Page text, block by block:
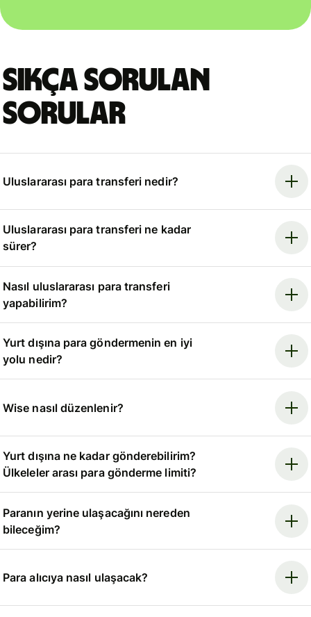
Sıkça sorulan
sorular
Uluslararası para transferi nedir?
Uluslararası para transferi ne kadar
sürer?
Nasıl uluslararası para transferi
yapabilirim?
Yurt dışına para göndermenin en iyi
yolu nedir?
Wise nasıl düzenlenir?
Yurt dışına ne kadar gönderebilirim?
Ülkeleler arası para gönderme limiti?
Paranın yerine ulaşacağını nereden
bileceğim?
Para alıcıya nasıl ulaşacak?